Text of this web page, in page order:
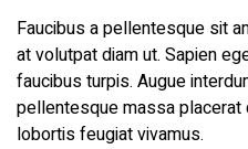
Faucibus a pellentesque sit
at volutpat diam ut. Sapien
faucibus turpis. Augue
pellentesque massa placerat
lobortis feugiat vivamus.